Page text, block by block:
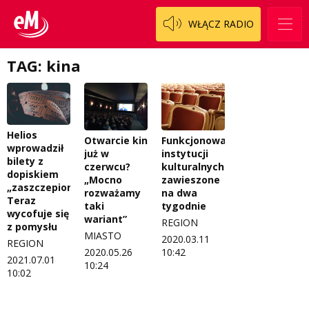
WŁĄCZ RADIO
Staszowski
Włoszczowski
Cały ten sport
Dzieciaki Cudaki
Fascynująca nauka
Historia na fali
Modna kultura
OdNowa
Pacjent, którego nie zapomnę
Pasjonaci
Piąta strona świata
Prawdę mówiąc
Koncert życzeń
Kontakt
O nas
Regulamin programu Patron
Zespół
Logo do pobrania
Regulamin konkursów
Regulamin przesyłania materiałów
Regulamin sklepu internetowego
TAG: kina
Helios
wprowadził
bilety z
dopiskiem
„zaszczepiony”.
Teraz
wycofuje się
z pomysłu
REGION
2021.07.01
10:02
Otwarcie kin
już w
czerwcu?
„Mocno
rozważamy
taki
wariant”
MIASTO
2020.05.26
10:24
Funkcjonowanie
instytucji
kulturalnych
zawieszone
na dwa
tygodnie
REGION
2020.03.11
10:42